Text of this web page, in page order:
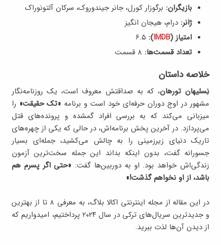
بازیگران: برگوزار کورل، جانر جیندوروک، سرکان آلتونوراک
ژانر: درام، هیجان انگیز
امتیاز (IMDB
):
تعداد قسمت‌ها:
خلاصه داستان
نِسلیهان تورهان، که به صداقتش معروف است، یک روزنامه‌نگار
مشهور در اوج دوران حرفه‌ای خود است و برنامه «تک حقیقت» را
میزبانی می‌کند که به بررسی افراد گمشده و پرونده‌های قتل
می‌پردازد. در آخرین پخش برنامه‌اش، در حالی که یکی از چهره‌های
تاریک دنیای زیرزمینی را به چالش می‌کشید، جمله‌ای بسیار
جسورانه گفت، بدون اینکه بداند این جمله سخت‌ترین آزمون
زندگی‌اش خواهد بود. او به دوربین‌ها گفت: «حتی اگر پسرم هم
باشد، از او نخواهم گذشت!»
در این مقاله از مجله اینترنتی اکالا بلاگ، به معرفی ۸ تا از بهترین
و جدیدترین سریال‌های ترکی در سال ۲۰۲۴ پرداختیم، امیدواریم که
از دیدن آن‌ها لذت ببرید.